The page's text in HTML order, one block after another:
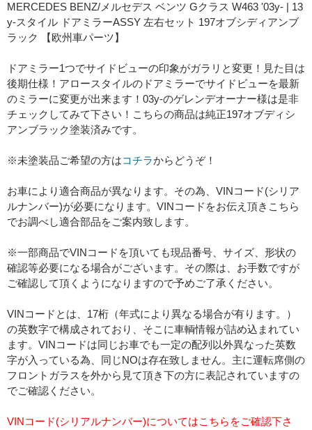
MERCEDES BENZ/メルセデス ベンツ Gクラス W463 '03y- | 13
y-スタイル ドアミラーASSY 左右セット 197オブシディアンブ
ラック 【欧州車パーツ】
ドアミラー1つでサイドビューの印象がガラリと変更！見た目は
後期仕様！アロースタイルのドアミラーでサイドビューを最新
のミラーに変更が出来ます！03y-のゲレンデオーナー様は是非
チェックしてみて下さい！こちらの商品は純正197オブディシ
アンブラック塗装済みです。
※未塗装品ご希望の方はコチラからどうぞ！
お車により適合商品が異なります。その為、VINコード(シリア
ルナンバー)が必要になります。VINコードをお伝え頂きこちら
でお調べし適合部品をご案内致します。
※一部商品でVINコードを頂いても現品番号、サイズ、形状の
確認等必要になる場合がございます。その際は、お手数ですが
ご確認して頂くようになりますので予めご了承ください。
VINコードとは、17桁（年式により異なる場合が有ります。）
の英数字で構成されており、そこに車輌情報が詰め込まれてい
ます。VINコードは同じお車でも一定の配列以外異なった英数
字が入っている為、同じNOは存在致しません。主に運転席側の
フロントガラスを外から見て頂き下の方に表記されていますの
でご確認ください。
VINコード(シリアルナンバー)についてはこちらをご確認下さ